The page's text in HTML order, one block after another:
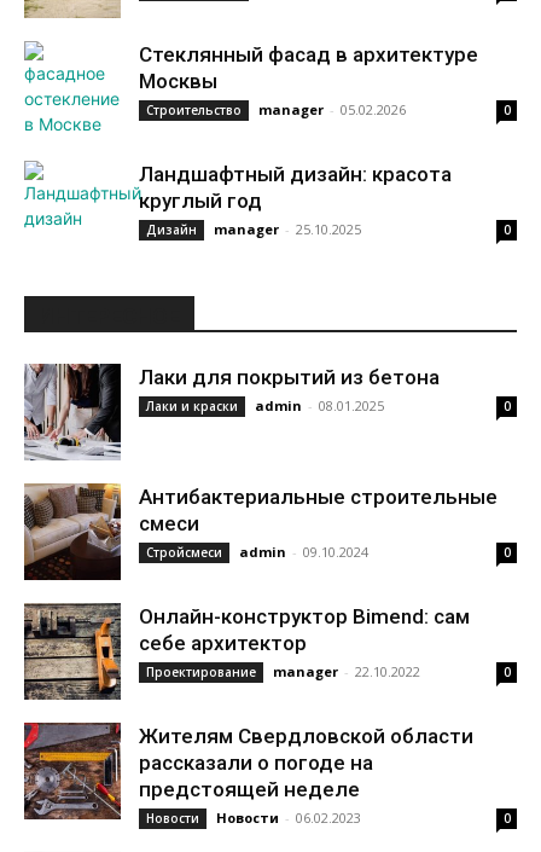
Стеклянный фасад в архитектуре
Москвы
Строительство manager - 05.02.2026 0
Ландшафтный дизайн: красота
круглый год
Дизайн manager - 25.10.2025 0
Лаки для покрытий из бетона
Лаки и краски admin - 08.01.2025 0
Антибактериальные строительные
смеси
Стройсмеси admin - 09.10.2024 0
Онлайн-конструктор Bimend: сам
себе архитектор
Проектирование manager - 22.10.2022 0
Жителям Свердловской области
рассказали о погоде на
предстоящей неделе
Новости Новости - 06.02.2023 0